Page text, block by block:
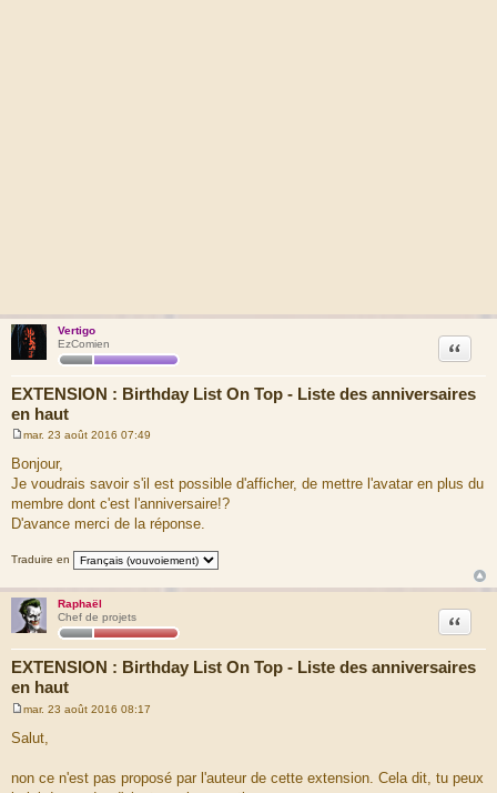
Vertigo
EzComien
EXTENSION : Birthday List On Top - Liste des anniversaires
en haut
Citation
s
s
g
e
mar. 23 août 2016 07:49
Bonjour,
Je voudrais savoir s'il est possible d'afficher, de mettre l'avatar en plus du
membre dont c'est l'anniversaire!?
D'avance merci de la réponse.
Traduire en
Raphaël
Chef de projets
EXTENSION : Birthday List On Top - Liste des anniversaires
en haut
Citation
e
s
g
mar. 23 août 2016 08:17
Salut,
non ce n'est pas proposé par l'auteur de cette extension. Cela dit, tu peux